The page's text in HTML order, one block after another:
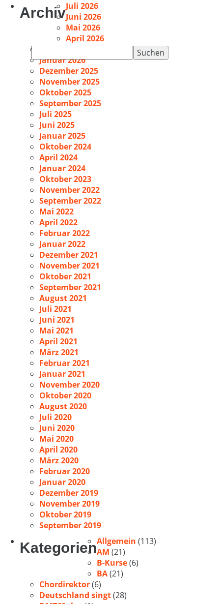
Suchen
nach:
ArchivJuli 2026
Juni 2026
Mai 2026
April 2026
Februar 2026
Januar 2026
Dezember 2025
November 2025
Oktober 2025
September 2025
Juli 2025
Juni 2025
Januar 2025
Oktober 2024
April 2024
Januar 2024
Oktober 2023
November 2022
September 2022
Mai 2022
April 2022
Februar 2022
Januar 2022
Dezember 2021
November 2021
Oktober 2021
September 2021
August 2021
Juli 2021
Juni 2021
Mai 2021
April 2021
März 2021
Februar 2021
Januar 2021
November 2020
Oktober 2020
August 2020
Juli 2020
Juni 2020
Mai 2020
April 2020
März 2020
Februar 2020
Januar 2020
Dezember 2019
November 2019
Oktober 2019
September 2019
KategorienAllgemein (113)
AM (21)
B-Kurse(6)
BA(21)
Chordirektor(6)
Deutschland singt(28)